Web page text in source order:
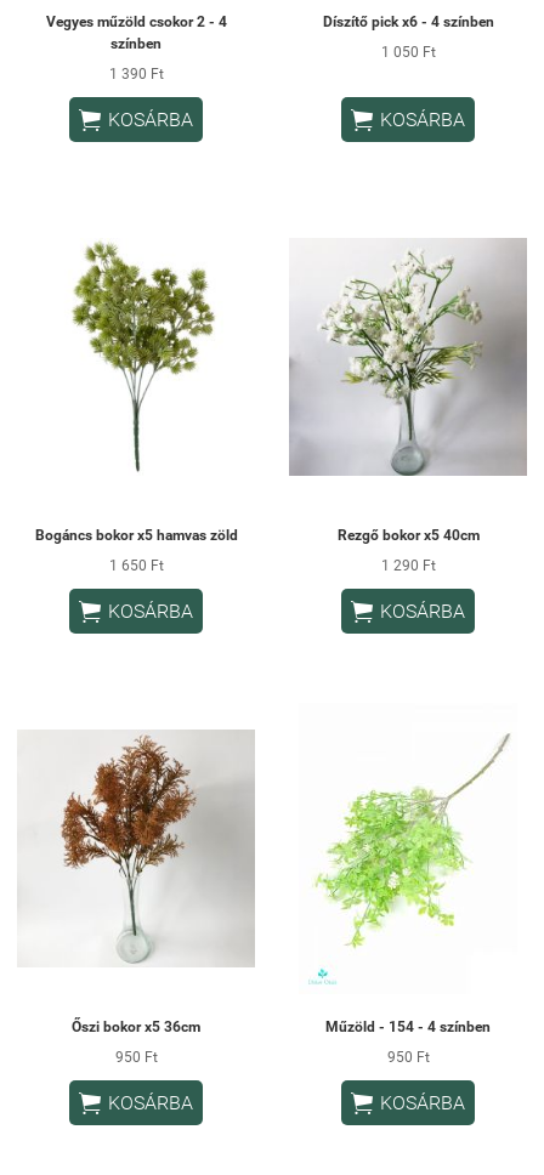
Vegyes műzöld csokor 2 - 4
színben
1 390 Ft
 KOSÁRBA
Díszítő pick x6 - 4 színben
1 050 Ft
 KOSÁRBA
Bogáncs bokor x5 hamvas zöld
1 650 Ft
 KOSÁRBA
Rezgő bokor x5 40cm
1 290 Ft
 KOSÁRBA
Őszi bokor x5 36cm
950 Ft
 KOSÁRBA
Műzöld - 154 - 4 színben
950 Ft
 KOSÁRBA